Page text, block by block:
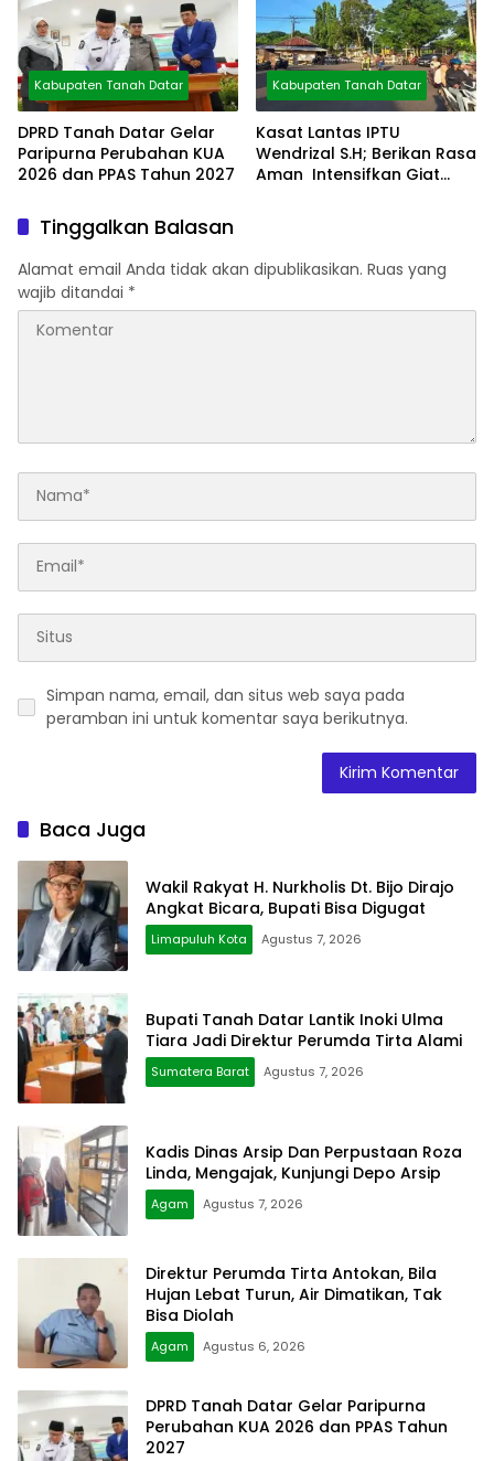
Kabupaten Tanah Datar
DPRD Tanah Datar Gelar
Paripurna Perubahan KUA
2026 dan PPAS Tahun 2027
Kabupaten Tanah Datar
Kasat Lantas IPTU
Wendrizal S.H; Berikan Rasa
Aman Intensifkan Giat
Tinggalkan Balasan
Alamat email Anda tidak akan dipublikasikan. Ruas yang
wajib ditandai *
Simpan nama, email, dan situs web saya pada
peramban ini untuk komentar saya berikutnya.
Baca Juga
Wakil Rakyat H. Nurkholis Dt. Bijo Dirajo
Angkat Bicara, Bupati Bisa Digugat
Limapuluh Kota Agustus 7, 2026
Bupati Tanah Datar Lantik Inoki Ulma
Tiara Jadi Direktur Perumda Tirta Alami
Sumatera Barat Agustus 7, 2026
Kadis Dinas Arsip Dan Perpustaan Roza
Linda, Mengajak, Kunjungi Depo Arsip
Agam Agustus 7, 2026
Direktur Perumda Tirta Antokan, Bila
Hujan Lebat Turun, Air Dimatikan, Tak
Bisa Diolah
Agam Agustus 6, 2026
DPRD Tanah Datar Gelar Paripurna
Perubahan KUA 2026 dan PPAS Tahun
2027